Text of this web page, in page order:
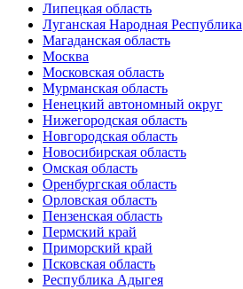
Липецкая область
Луганская Народная Республика
Магаданская область
Москва
Московская область
Мурманская область
Ненецкий автономный округ
Нижегородская область
Новгородская область
Новосибирская область
Омская область
Оренбургская область
Орловская область
Пензенская область
Пермский край
Приморский край
Псковская область
Республика Адыгея